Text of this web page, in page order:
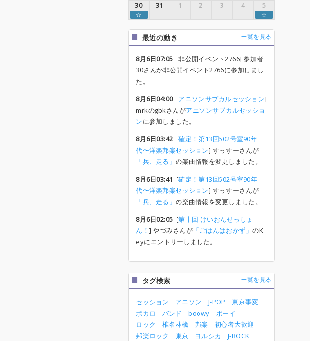
30 31 1 2 3 4 5
☆ ☆
最近の動き 一覧を見る
8月6日07:05 [非公開イベント2766] 参加者
30さんが非公開イベント2766に参加しまし
た。
8月6日04:00[アニソンサブカルセッション]
mrkのgbkさんがアニソンサブカルセッショ
ンに参加しました。
8月6日03:42 [確定！第13回502号室90年
代〜洋楽邦楽セッション] すっすーさんが
「兵、走る」の楽曲情報を変更しました。
8月6日03:41 [確定！第13回502号室90年
代〜洋楽邦楽セッション] すっすーさんが
「兵、走る」の楽曲情報を変更しました。
8月6日02:05 [第十回 けいおんせっしょ
ん！] やづみさんが 「ごはんはおかず」のK
eyにエントリーしました。
タグ検索 一覧を見る
セッション アニソン J-POP
東京事変
ボカロ
バンド boowy
ボーイ
ロック
椎名林檎 邦楽
初心者大歓迎
邦楽ロック
東京 ヨルシカ J-ROCK